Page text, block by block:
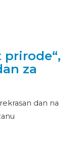
prirode“,
za
dan na